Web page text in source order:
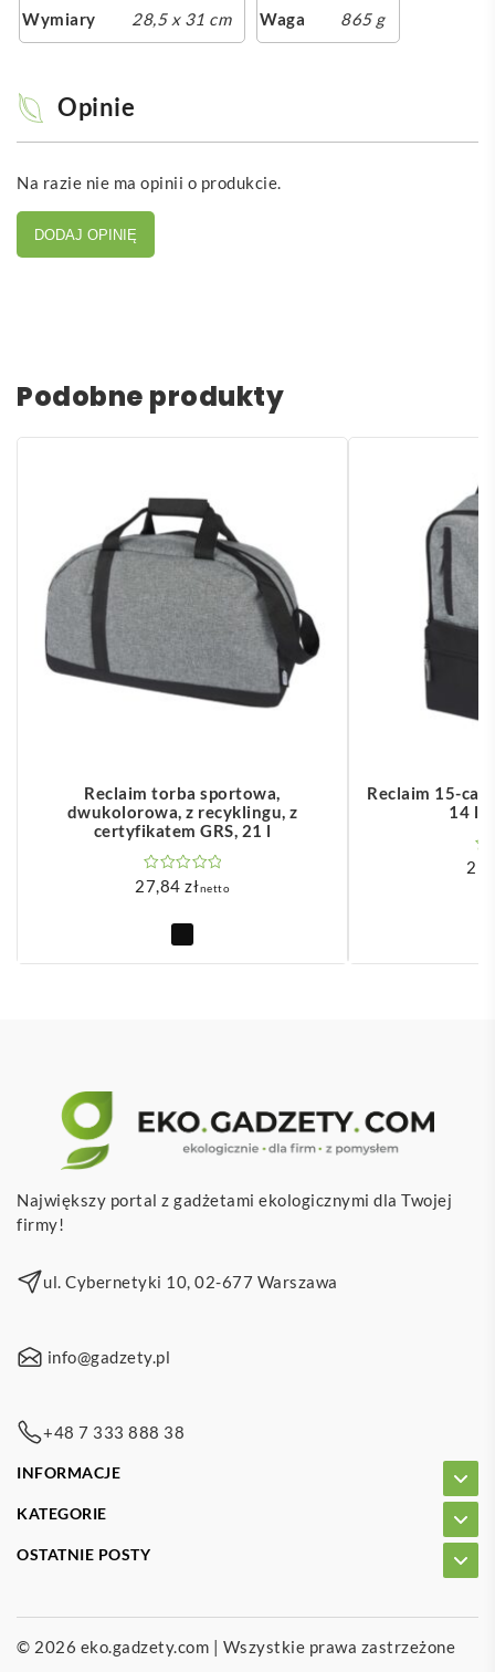
Wymiary 28,5 x 31 cm Waga 865 g
Opinie
Na razie nie ma opinii o produkcie.
DODAJ OPINIĘ
Podobne produkty
Reclaim torba sportowa,
dwukolorowa, z recyklingu, z
certyfikatem GRS, 21 l
27,84 złnetto
Reclaim 15-
14 l
Największy portal z gadżetami ekologicznymi dla Twojej
firmy!
ul. Cybernetyki 10, 02-677 Warszawa
info@gadzety.pl
+48 7 333 888 38
INFORMACJE
KATEGORIE
OSTATNIE POSTY
© 2026 eko.gadzety.com | Wszystkie prawa zastrzeżone